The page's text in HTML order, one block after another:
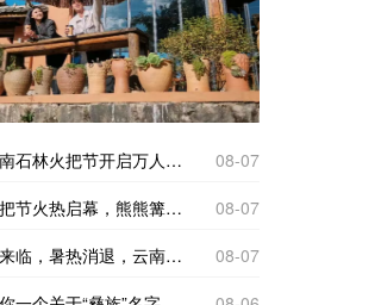
【时光印象】云南石林火把节开启万人狂欢模式
08-07
临沧市临翔区火把节火热启幕，熊熊篝火点亮夜色，各族群众牵手踏歌，现场人声鼎沸，氛围感拉满。
08-07
二十四节气立秋来临，暑热消退，云南省临沧市临翔区平村乡迎来一年一度彝族火把节。火种在村民手中依次传递，点点星火连成蜿蜒火龙，点亮整个村寨。
08-07